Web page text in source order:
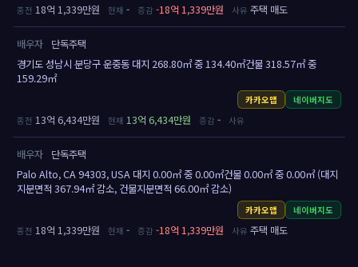
18억 1,339만원 - -18억 1,339만원 주택 매도
배우자
단독주택
경기도 성남시 분당구 운중동 대지 268.80㎡ 중 134.40㎡건물 318.57㎡ 중
159.29㎡
카카오맵 네이버지도
13억 6,434만원 13억 6,434만원 -
배우자
단독주택
Palo Alto, CA 94303, USA 대지 0.00㎡ 중 0.00㎡건물 0.00㎡ 중 0.00㎡ (대지
지분면적 367.94㎡ 감소, 건물지분면적 66.00㎡ 감소)
카카오맵 네이버지도
18억 1,339만원 - -18억 1,339만원 주택 매도